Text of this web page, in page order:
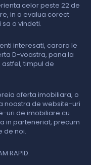
celor peste 22 de
in a evalua corect
o vindeti.
interesati, carora le
D-voastra, pana la
timpul de
oferta imobiliara, o
noastra de website-uri
uri de imobiliare cu
in parteneriat, precum
de noi.
RAPID.